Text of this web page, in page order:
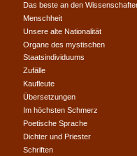
Das beste an den
Menschheit
Unsere alte Nationalität
Organe des mystischen
Staatsindividuums
Zufälle
Kaufleute
Übersetzungen
Im höchsten Schmerz
Poetische Sprache
Dichter und Priester
Schriften